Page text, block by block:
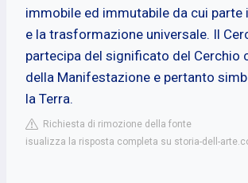
immobile ed immutabile da cui parte
e la trasformazione universale. Il
partecipa del significato del Cerchio
della Manifestazione e pertanto
la Terra.
Richiesta di rimozione della fonte
isualizza la risposta completa su storia-dell-